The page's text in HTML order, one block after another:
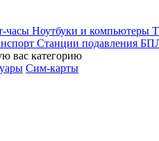
часы Ноутбуки и компьютеры
Станции подавления
вас категорию
Сим-карты